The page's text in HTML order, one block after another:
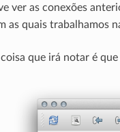
ver as conexões
as quais trabalhamos
que irá notar é